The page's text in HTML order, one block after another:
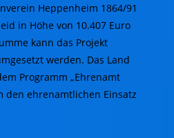
Heppenheim 1864/91
in Höhe von 10.407 Euro
kann das Projekt
werden. Das Land
Programm „Ehrenamt
den ehrenamtlichen Einsatz